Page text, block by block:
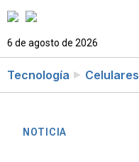
6 de agosto de 2026
Tecnología Celulares
NOTICIA